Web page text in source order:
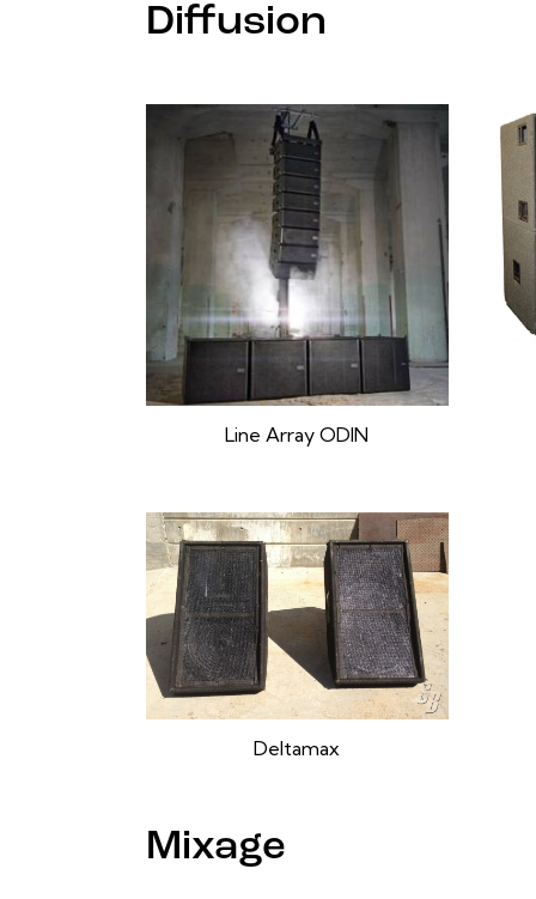
Diffusion
Line Array ODIN
Deltamax
Mixage